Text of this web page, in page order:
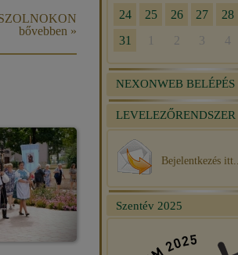
bővebben »
NEXONWEB BELÉPÉS
LEVELEZŐRENDSZER
Bejelentkezés itt...
Szentév 2025